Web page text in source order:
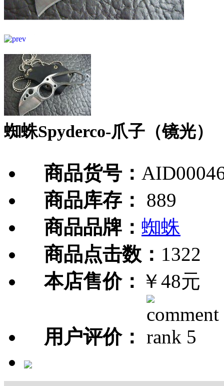
蜘蛛Spyderco-爪子（镜光）
商品货号：
商品库存：
889
商品品牌： 蜘蛛
商品点击数： 1322
本店售价： ￥48元
用户评价：